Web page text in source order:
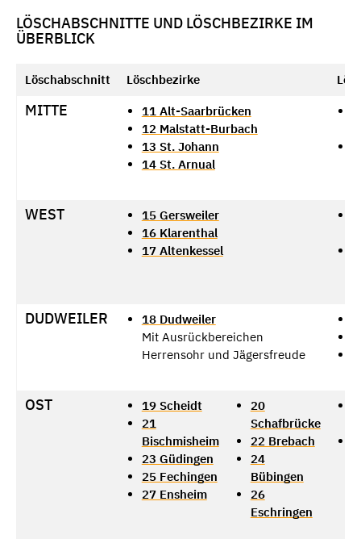
LÖSCHABSCHNITTE UND LÖSCHBEZIRKE IM
ÜBERBLICK
Löschabschnitt Löschbezirke
MITTE
11 Alt-Saarbrücken
12 Malstatt-Burbach
13 St. Johann
14 St. Arnual
WEST
15 Gersweiler
16 Klarenthal
17 Altenkessel
DUDWEILER
18 Dudweiler
Mit Ausrückbereichen
Herrensohr und Jägersfreude
OST
19 Scheidt
21
Bischmisheim
23 Güdingen
25 Fechingen
27 Ensheim
20
Schafbrücke
22 Brebach
24
Bübingen
26
Eschringen